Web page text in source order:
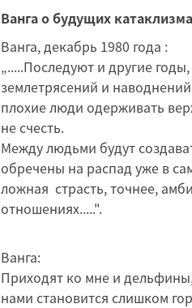
Ванга о будущих
Ванга, декабрь 1980 года :
„.....Последуют и другие
землетрясений и
плохие люди одерживать
не счесть.
Между людьми будут
обречены на распад уже в
ложная страсть, точнее,
отношениях.....".
Ванга:
Приходят ко мне и
нами становится слишком